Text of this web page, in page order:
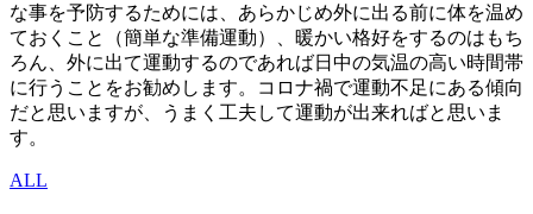
な事を予防するためには、あらかじめ外に出る前に体を温め
ておくこと（簡単な準備運動）、暖かい格好をするのはもち
ろん、外に出て運動するのであれば日中の気温の高い時間帯
に行うことをお勧めします。コロナ禍で運動不足にある傾向
だと思いますが、うまく工夫して運動が出来ればと思いま
す。
ALL